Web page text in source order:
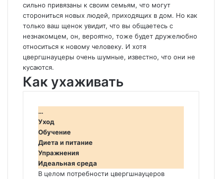
сильно привязаны к своим семьям, что могут
сторониться новых людей, приходящих в дом. Но как
только ваш щенок увидит, что вы общаетесь с
незнакомцем, он, вероятно, тоже будет дружелюбно
относиться к новому человеку. И хотя
цвергшнауцеры очень шумные, известно, что они не
кусаются.
Как ухаживать
…
Уход
Обучение
Диета и питание
Упражнения
Идеальная среда
В целом потребности цвергшнауцеров